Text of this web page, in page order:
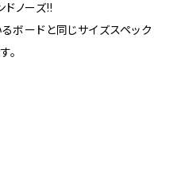
ドノーズ!!
ードと同じサイズスペック
。